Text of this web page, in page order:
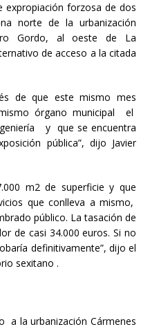
expropiación forzosa de dos
norte de la urbanización
Gordo, al oeste de La
de acceso a la citada
de que este mismo mes
órgano municipal el
y que se encuentra
pública”, dijo Javier
m2 de superficie y que
que conlleva a mismo,
público. La tasación de
de casi 34.000 euros. Si no
definitivamente”, dijo el
sexitano .
a la urbanización Cármenes